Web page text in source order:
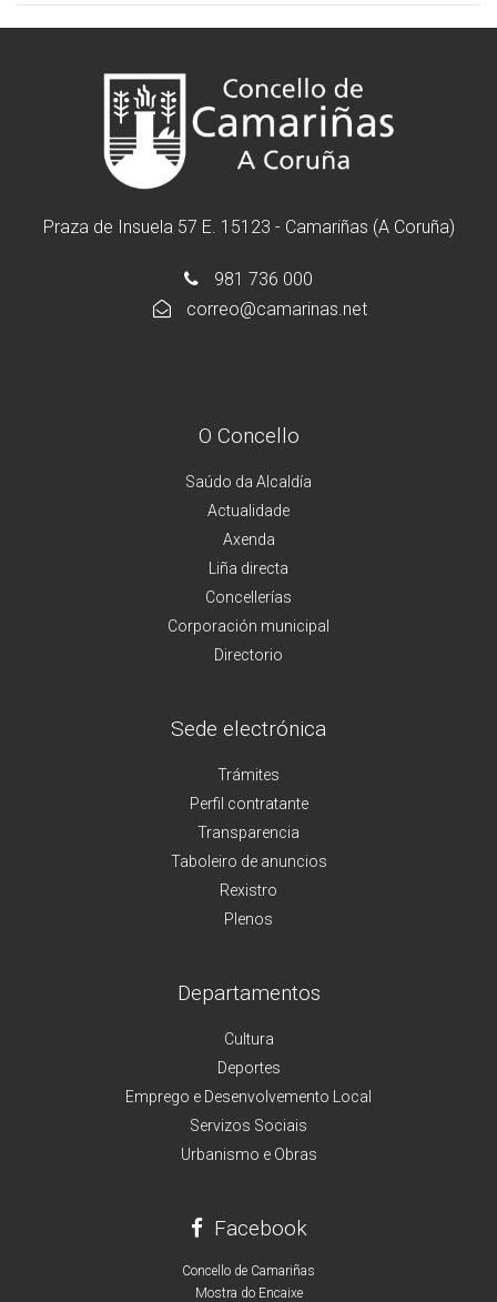
Praza de Insuela 57 E. 15123 - Camariñas (A Coruña)
981 736 000
correo@camarinas.net
O Concello
Saúdo da Alcaldía
Actualidade
Axenda
Liña directa
Concellerías
Corporación municipal
Directorio
Sede electrónica
Trámites
Perfil contratante
Transparencia
Taboleiro de anuncios
Rexistro
Plenos
Departamentos
Cultura
Deportes
Emprego e Desenvolvemento Local
Servizos Sociais
Urbanismo e Obras
Facebook
Concello de Camariñas
Mostra do Encaixe